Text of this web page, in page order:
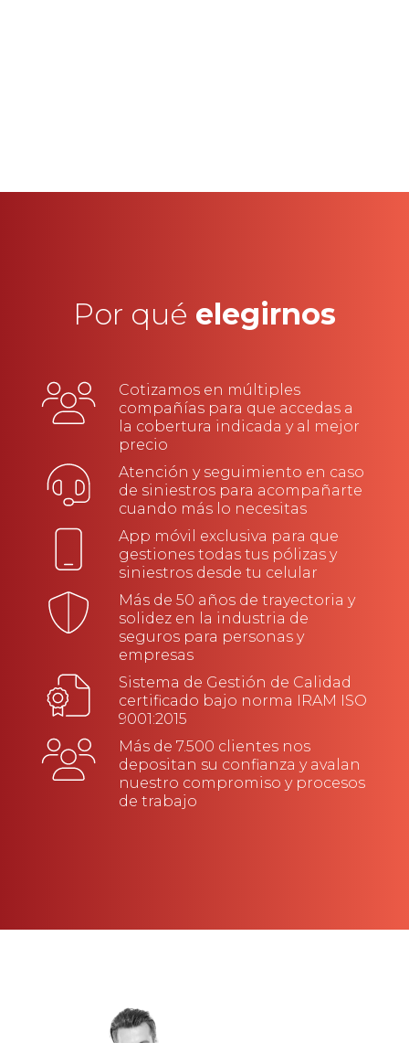
Por qué elegirnos
Cotizamos en múltiples
compañías para que accedas a
la cobertura indicada y al mejor
precio
Atención y seguimiento en caso
de siniestros para acompañarte
cuando más lo necesitas
App móvil exclusiva para que
gestiones todas tus pólizas y
siniestros desde tu celular
Más de 50 años de trayectoria y
solidez en la industria de
seguros para personas y
empresas
Sistema de Gestión de Calidad
certificado bajo norma IRAM ISO
9001:2015
Más de 7.500 clientes nos
depositan su confianza y avalan
nuestro compromiso y procesos
de trabajo